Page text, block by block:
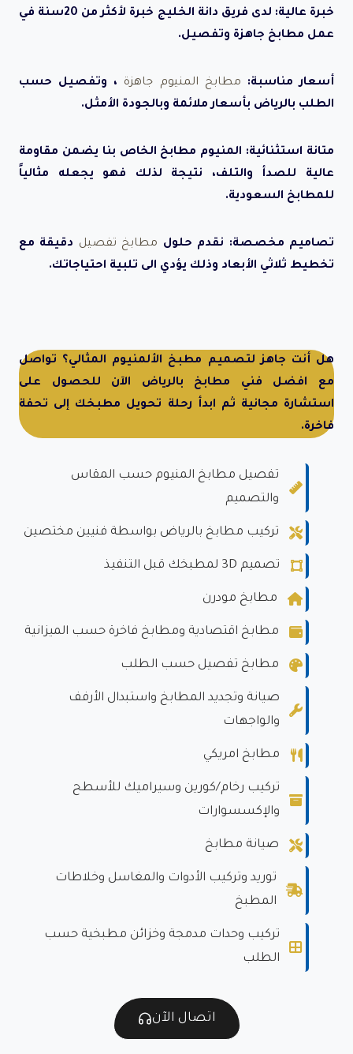
خبرة عالية: لدى فريق دانة الخليج خبرة لأكثر من 20سنة في
عمل مطابخ جاهزة وتفصيل.
أسعار مناسبة: مطابخ المنيوم جاهزة ، وتفصيل حسب
الطلب بالرياض بأسعار ملائمة وبالجودة الأمثل.
متانة استثنائية: المنيوم مطابخ الخاص بنا يضمن مقاومة
عالية للصدأ والتلف، نتيجة لذلك فهو يجعله مثالياً
للمطابخ السعودية.
تصاميم مخصصة: نقدم حلول مطابخ تفصيل دقيقة مع
تخطيط ثلاثي الأبعاد وذلك يؤدي الى تلبية احتياجاتك.
هل أنت جاهز لتصميم مطبخ الألمنيوم المثالي؟ تواصل
مع افضل فني مطابخ بالرياض الآن للحصول على
استشارة مجانية ثم ابدأ رحلة تحويل مطبخك إلى تحفة
فاخرة.
تفصيل مطابخ المنيوم حسب المقاس
والتصميم
تركيب مطابخ بالرياض بواسطة فنيين مختصين
تصميم 3D لمطبخك قبل التنفيذ
مطابخ مودرن
مطابخ اقتصادية ومطابخ فاخرة حسب الميزانية
مطابخ تفصيل حسب الطلب
صيانة وتجديد المطابخ واستبدال الأرفف
والواجهات
مطابخ امريكي
تركيب رخام/كورين وسيراميك للأسطح
والإكسسوارات
صيانة مطابخ
توريد وتركيب الأدوات والمغاسل وخلاطات
المطبخ
تركيب وحدات مدمجة وخزائن مطبخية حسب
الطلب
اتصال الآن